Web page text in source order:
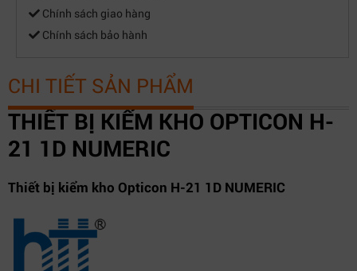
Chính sách giao hàng
Chính sách bảo hành
CHI TIẾT SẢN PHẨM
THIẾT BỊ KIỂM KHO OPTICON H-
21 1D NUMERIC
Thiết bị kiểm kho Opticon H-21 1D NUMERIC